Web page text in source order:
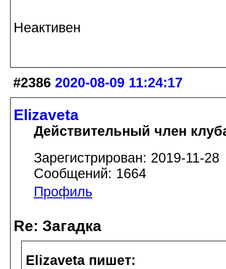
Неактивен
#2386 2020-08-09 11:24:17
Elizaveta
Действительный член
Зарегистрирован: 2019-11-28
Сообщений: 1664
Профиль
Re: Загадка
Elizaveta пишет: